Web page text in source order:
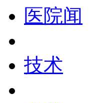
医院闻
技术